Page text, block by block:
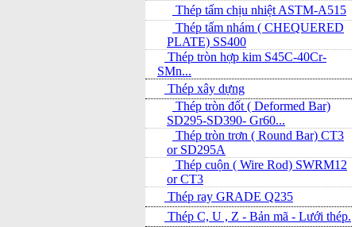
Thép tấm chịu nhiệt ASTM-A515
Thép tấm nhám ( CHEQUERED
PLATE) SS400
Thép tròn hợp kim S45C-40Cr-
SMn...
Thép xây dựng
Thép tròn đốt ( Deformed Bar)
SD295-SD390- Gr60...
Thép tròn trơn ( Round Bar) CT3
or SD295A
Thép cuộn ( Wire Rod) SWRM12
or CT3
Thép ray GRADE Q235
Thép C, U , Z - Bản mã - L­ưới thép.